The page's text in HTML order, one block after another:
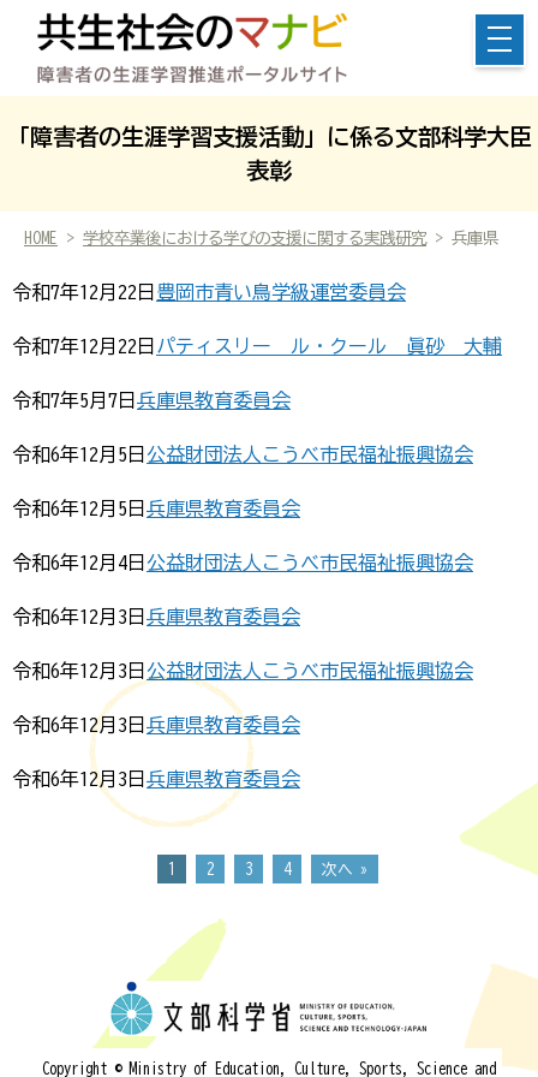
「障害者の生涯学習支援活動」に係る文部科学大臣
表彰
HOME > 学校卒業後における学びの支援に関する実践研究> 兵庫県
令和7年12月22日 豊岡市青い鳥学級運営委員会
令和7年12月22日 パティスリー ル・クール 眞砂 大輔
令和7年5月7日 兵庫県教育委員会
令和6年12月5日 公益財団法人こうべ市民福祉振興協会
令和6年12月5日 兵庫県教育委員会
令和6年12月4日 公益財団法人こうべ市民福祉振興協会
令和6年12月3日 兵庫県教育委員会
令和6年12月3日 公益財団法人こうべ市民福祉振興協会
令和6年12月3日 兵庫県教育委員会
令和6年12月3日 兵庫県教育委員会
1 2 3 4 次へ »
Copyright © Ministry of Education, Culture, Sports, Science and